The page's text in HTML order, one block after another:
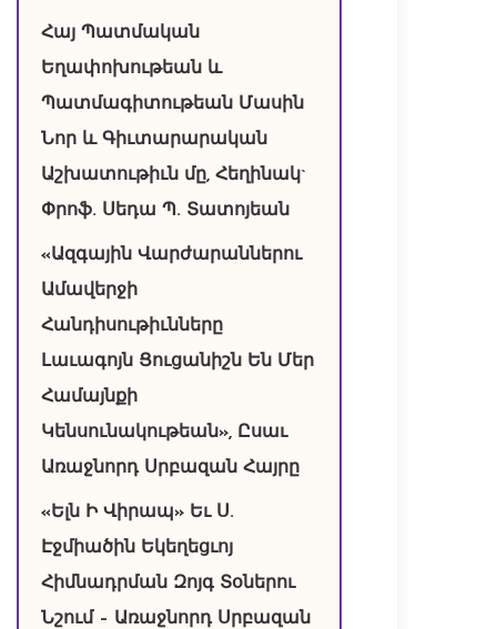
Հայ Պատմական
Եղափոխութեան և
Պատմագիտութեան Մասին
Նոր և Գիւտարարական
Աշխատութիւն մը, Հեղինակ`
Փրոֆ. Սեդա Պ. Տատոյեան
«Ազգային Վարժարաններու
Ամավերջի
Հանդիսութիւնները
Լաւագոյն Ցուցանիշն Են Մեր
Համայնքի
Կենսունակութեան», Ըսաւ
Առաջնորդ Սրբազան Հայրը
«Ելն Ի Վիրապ» Եւ Ս.
Էջմիածին Եկեղեցւոյ
Հիմնադրման Զոյգ Տօներու
Նշում – Առաջնորդ Սրբազան